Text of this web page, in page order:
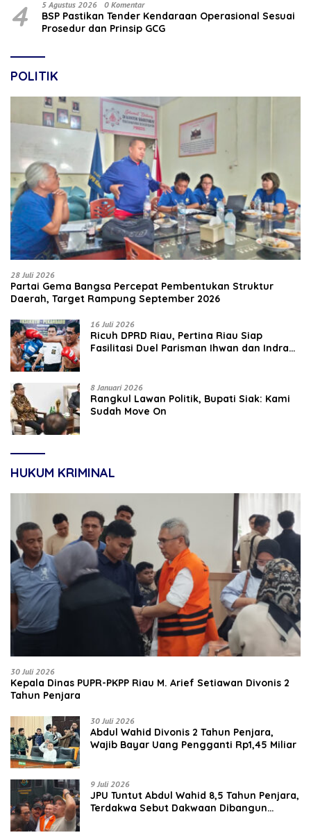
4 5 Agustus 2026 0 Komentar
BSP Pastikan Tender Kendaraan Operasional Sesuai
Prosedur dan Prinsip GCG
POLITIK
28 Juli 2026
Partai Gema Bangsa Percepat Pembentukan Struktur
Daerah, Target Rampung September 2026
16 Juli 2026
‎Ricuh DPRD Riau, Pertina Riau Siap
Fasilitasi Duel Parisman Ihwan dan Indra
8 Januari 2026
Rangkul Lawan Politik, Bupati Siak: Kami
Sudah Move On
HUKUM KRIMINAL
30 Juli 2026
Kepala Dinas PUPR-PKPP Riau M. Arief Setiawan Divonis 2
Tahun Penjara
30 Juli 2026
‎‎Abdul Wahid Divonis 2 Tahun Penjara,
Wajib Bayar Uang Pengganti Rp1,45 Miliar
9 Juli 2026
JPU Tuntut Abdul Wahid 8,5 Tahun Penjara,
Terdakwa Sebut Dakwaan Dibangun